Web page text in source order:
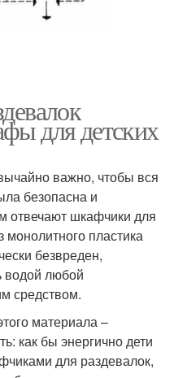
для детских
важно, чтобы вся
безопасна и
отвечают шкафчики для
монолитного пластика
безвреден,
любой
средством.
материала –
как бы энергично дети
для раздевалок,